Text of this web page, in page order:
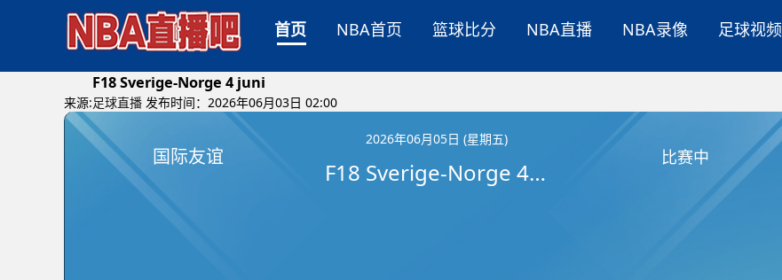
首页 NBA首页 篮球比分 NBA直播 NBA录像 足球视频
F18 Sverige-Norge 4 juni
来源:足球直播 发布时间：2026年06月03日 02:00
国际友谊
2026年06月05日 (星期五)
F18 Sverige-Norge 4 juni
比赛中